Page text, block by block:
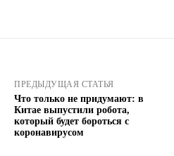
ПРЕДЫДУЩАЯ СТАТЬЯ
Что только не придумают: в
Китае выпустили робота,
который будет бороться с
коронавирусом